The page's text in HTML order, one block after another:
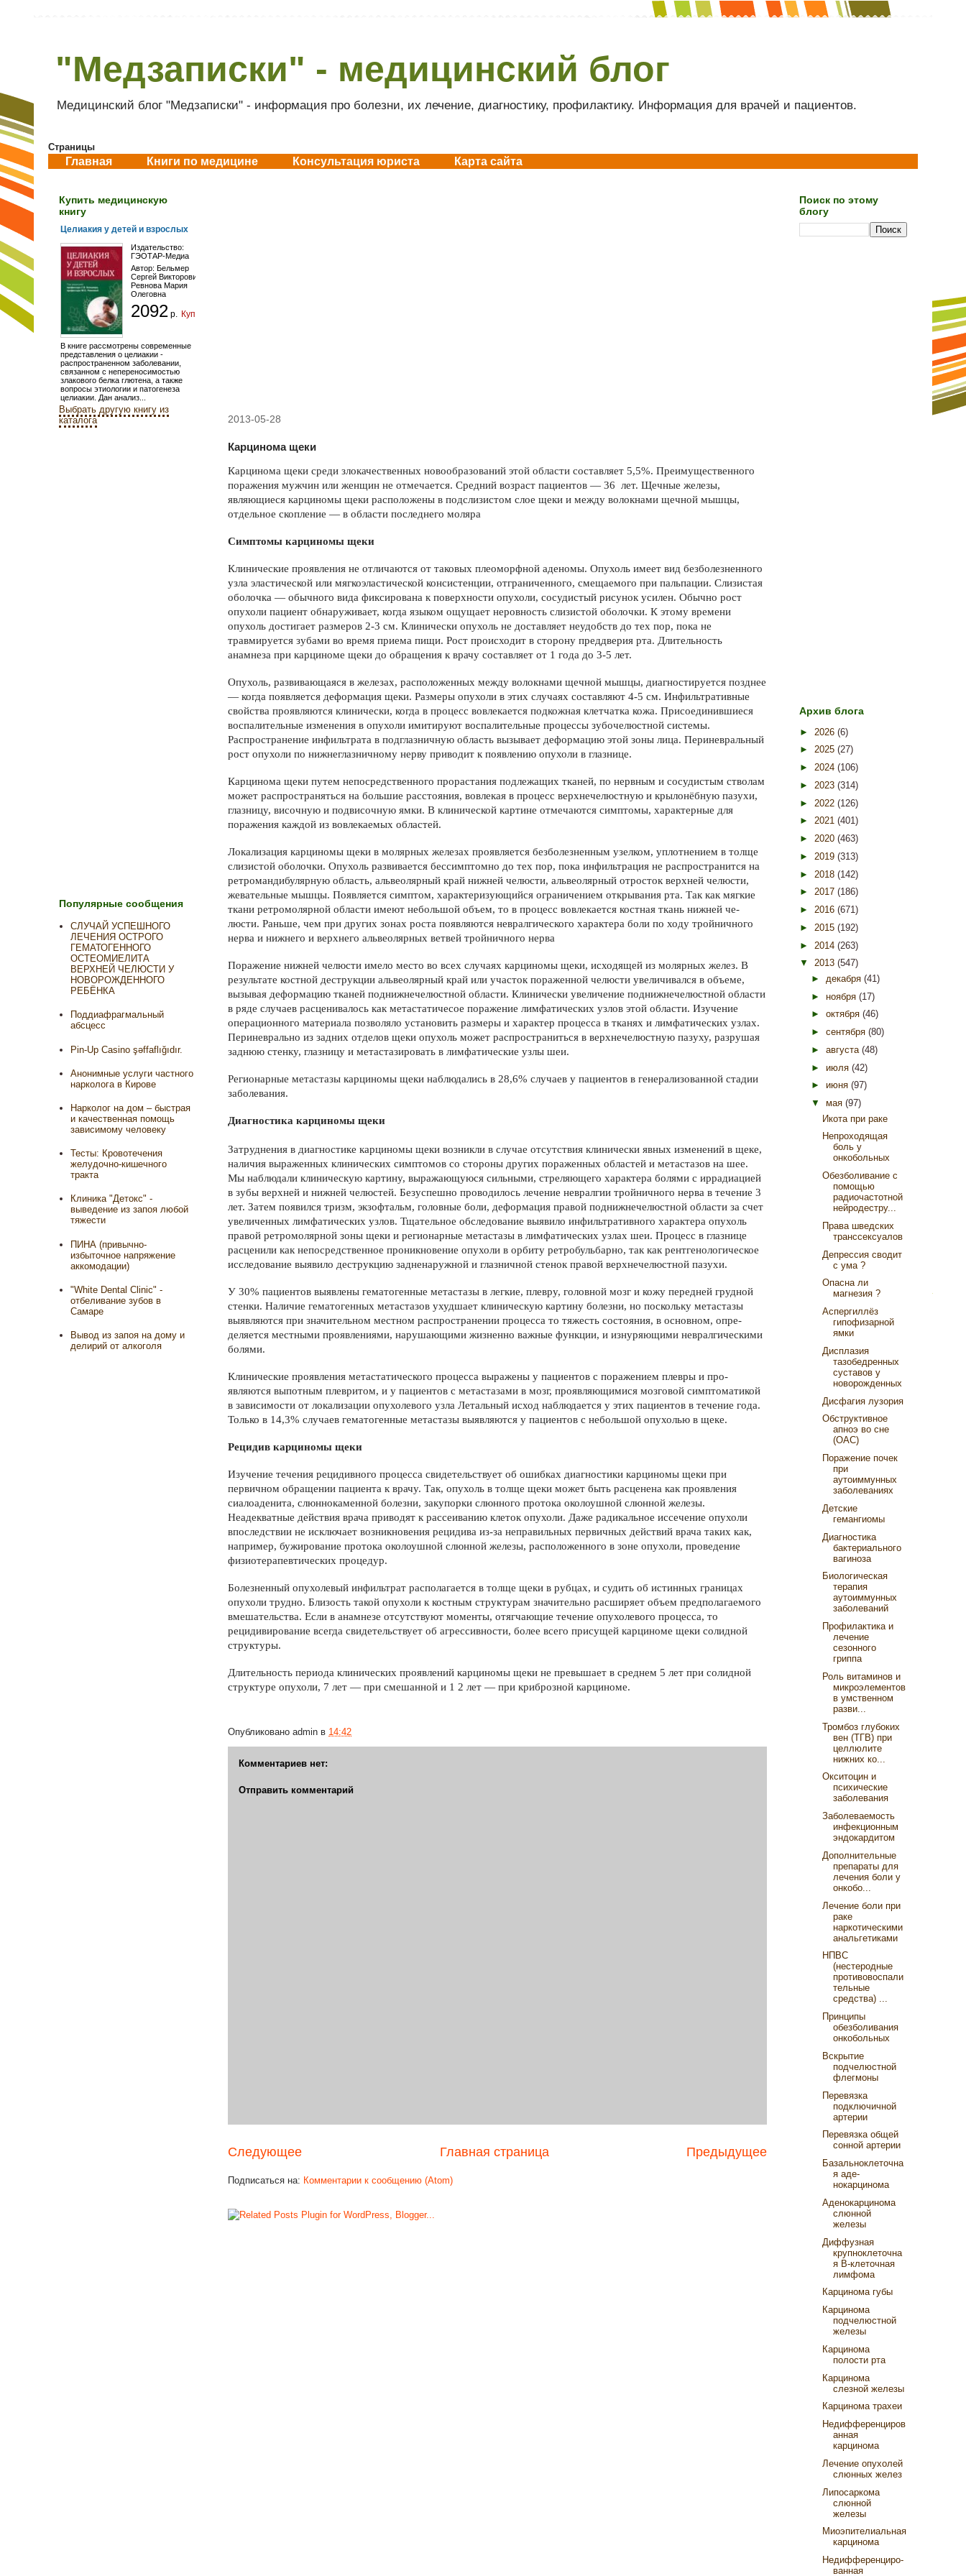
"Медзаписки" - медицинский блог
Медицинский блог "Медзаписки" - информация про болезни, их лечение, диагностику, профилактику. Информация для врачей и пациентов.
Страницы
Главная Книги по медицине Консультация юриста Карта сайта
2013-05-28
Кар­цинома щеки
Кар­цинома щеки среди злокачествен­ных новообразований этой области со­ставляет 5,5%. Преимущественного
по­ражения мужчин или женщин не отме­чается. Средний возраст пациентов — 36 лет. Щечные железы,
являющиеся карциномы щеки рас­положены в подслизистом слое щеки и между волокнами щечной мышцы,
отдельное скопление — в области по­следнего моляра
Симптомы карциномы щеки
Клинические проявления не отличаются от таковых плеоморфной аденомы. Опухоль имеет вид безбо­лезненного
узла эластической или мягкоэластической консистенции, от­граниченного, смещаемого при паль­пации. Слизистая
оболочка — обыч­ного вида фиксирована к поверхности опухоли, сосудистый рисунок усилен. Обычно рост
опухоли пациент обна­руживает, когда языком ощущает не­ровность слизистой оболочки. К этому времени
опухоль достигает размеров 2-3 см. Клинически опухоль не до­ставляет неудобств до тех пор, пока не
травмируется зубами во время прие­ма пищи. Рост происходит в сторону преддверия рта. Длительность
анамнеза при карциноме щеки до обращения к врачу составляет от 1 года до 3-5 лет.
Опухоль, развивающаяся в желе­зах, расположенных между волокна­ми щечной мышцы, диагностируется позднее
— когда появляется дефор­мация щеки. Размеры опухоли в этих случаях составляют 4-5 см. Инфильтративные
свойства проявляются кли­нически, когда в процесс вовлекается подкожная клетчатка кожа. Присо­единившиеся
воспалительные изме­нения в опухоли имитируют воспа­лительные процессы зубочелюстной системы.
Распространение инфиль­трата в подглазничную область вы­зывает деформацию этой зоны лица. Периневральный
рост опухоли по нижнеглазничному нерву приводит к появлению опухоли в глазнице.
Карцино­ма щеки путем непосредственного прорастания подлежащих тканей, по нервным и сосудистым стволам
может распространяться на большие рассто­яния, вовлекая в процесс верхнече­люстную и крылонёбную пазухи,
глаз­ницу, височную и подвисочную ямки. В клинической картине отмечаются симптомы, характерные для
пораже­ния каждой из вовлекаемых областей.
Локализация карциномы щеки в молярных железах проявляется безболезнен­ным узелком, уплотнением в толще
слизистой оболочки. Опухоль разви­вается бессимптомно до тех пор, пока инфильтрация не распространится на
ретромандибулярную область, альве­олярный край нижней челюсти, аль­веолярный отросток верхней челю­сти,
жевательные мышцы. Появляется симптом, характеризующийся ограни­чением открывания рта. Так как мягкие
ткани ретромолярной области имеют небольшой объем, то в процесс во­влекается костная ткань нижней че­
люсти. Раньше, чем при других зонах роста появляются невралгического характера боли по ходу тройничного
нерва и нижнего и верхнего альвео­лярных ветвей тройничного нерва
Поражение нижней челюсти имело место во всех случаях карциномы щеки, исхо­дящей из молярных желез. В
результа­те костной деструкции альвеолярный край или участок пораженной челюсти увеличивался в объеме,
вызывая де­формацию тканей поднижнечелюстной области. Клинически увеличение поднижнечелюстной области
в ряде случаев расценивалось как метастатичесое поражение лимфатических узлов этой области. Изучение
опера­ционного материала позволяло уста­новить размеры и характер процесса в тканях и лимфатических узлах.
Периневрально из задних отделов щеки опухоль может распространиться в верхнечелюстную пазуху, разрушая
заднюю стенку, глазницу и метастазировать в лимфатические узлы шеи.
Регионарные метастазы карциномы щеки наблюдались в 28,6% случаев у пациентов в генерализованной ста­дии
заболевания.
Диагностика карциномы щеки
Затруднения в диа­гностике карциномы щеки возникли в случае отсутствия клинически явных изме­нений в щеке,
наличия выраженных клинических симптомов со стороны других пораженных областей и мета­стазов на шее.
Мы наблюдали клини­ческую картину, выражающуюся силь­ными, стреляющего характера болями с иррадиацией
в зубы верхней и ниж­ней челюстей. Безуспешно проводи­лось лечение невралгии тройничного нерва в течение 3
лет. Затем появил­ся тризм, экзофтальм, головные боли, деформация правой поднижнечелюстной области за счет
увеличенных лимфатических узлов. Тщательное об­следование выявило инфильтративного характера опухоль
правой ретромолярной зоны щеки и регионарные метастазы в лимфатических узлах шеи. Процесс в глазнице
расценили как не­посредственное проникновение опу­холи в орбиту ретробульбарно, так как рентгенологическое
исследова­ние выявило деструкцию задненаруж­ной и глазничной стенок правой верх­нечелюстной пазухи.
У 30% пациентов выявлены гемато­генные метастазы в легкие, плевру, го­ловной мозг и кожу передней грудной
стенки. Наличие гематогенных мета­стазов ухудшает клиническую карти­ну болезни, но поскольку метастазы
выявляются при значительном мест­ном распространении процесса то тяжесть состояния, в основном, опре­
деляется местными проявлениями, на­рушающими жизненно важные функ­ции, и изнуряющими невралгическими
болями.
Клинические проявления метаста­тического процесса выражены у па­циентов с поражением плевры и про­
являются выпотным плевритом, и у пациентов с метастазами в мозг, про­являющимися мозговой симптома­тикой
в зависимости от локализации опухолевого узла Летальный исход наблюдается у этих пациентов в тече­ние года.
Только в 14,3% случаев гематоген­ные метастазы выявляются у пациен­тов с небольшой опухолью в щеке.
Рецидив карциномы щеки
Изучение течения рецидивного процесса свидетельствует об ошибках диагностики карциномы щеки при
первичном обращении пациента к врачу. Так, опу­холь в толще щеки может быть рас­ценена как проявления
сиалоаденита, слюннокаменной болезни, закупорки слюнного протока околоушной слюнной железы.
Неадекватные действия врача приво­дят к рассеиванию клеток опухоли. Даже радикальное иссечение опухо­ли
впоследствии не исключает возник­новения рецидива из-за неправильных первичных действий врача таких как,
например, бужирование протока око­лоушной слюнной железы, расположенного в зоне опухоли, проведение
физиотерапев­тических процедур.
Болезненный опухолевый инфиль­трат располагается в толще щеки в рубцах, и судить об истинных границах
опухоли трудно. Близость такой опу­холи к костным структурам значитель­но расширяет объем предполагаемого
вмешательства. Если в анамнезе отсут­ствуют моменты, отягчающие течение опухолевого процесса, то
рецидивирование всегда свидетельствует об агрессивности, более всего присущей карциноме щеки солидной
структуры.
Длительность периода клинических проявлений карциномы щеки не превышает в среднем 5 лет при солидной
структуре опухо­ли, 7 лет — при смешанной и 1 2 лет — при криброзной карциноме.
Опубликовано admin в 14:42
Комментариев нет:
Отправить комментарий
Следующее Предыдущее
Главная страница
Подписаться на: Комментарии к сообщению (Atom)
Купить медицинскую
книгу
Целиакия у детей и взрослых
Издательство:
ГЭОТАР-Медиа
Автор: Бельмер
Сергей Викторович
Ревнова Мария
Олеговна
2092 р. Купить
В книге рассмотрены современные
представления о целиакии -
распространенном заболевании,
связанном с непереносимостью
злакового белка глютена, а также
вопросы этиологии и патогенеза
целиакии. Дан анализ...
Выбрать другую книгу из
каталога
Популярные сообщения
СЛУЧАЙ УСПЕШНОГО
ЛЕЧЕНИЯ ОСТРОГО
ГЕМАТОГЕННОГО
ОСТЕОМИЕЛИТА
ВЕРХНЕЙ ЧЕЛЮСТИ У
НОВОРОЖДЕННОГО
РЕБЁНКА
Поддиафрагмальный
абсцесс
Pin-Up Casino şəffaflığıdır.
Анонимные услуги частного
нарколога в Кирове
Нарколог на дом – быстрая
и качественная помощь
зависимому человеку
Тесты: Кровотечения
желудочно-кишечного
тракта
Клиника "Детокс" -
выведение из запоя любой
тяжести
ПИНА (привычно-
избыточное напряжение
аккомодации)
"White Dental Clinic" -
отбеливание зубов в
Самаре
Вывод из запоя на дому и
делирий от алкоголя
Поиск по этому
блогу
Архив блога
► 2026 (6)
► 2025 (27)
► 2024 (106)
► 2023 (314)
► 2022 (126)
► 2021 (401)
► 2020 (463)
► 2019 (313)
► 2018 (142)
► 2017 (186)
► 2016 (671)
► 2015 (192)
► 2014 (263)
▼ 2013 (547)
► декабря (41)
► ноября (17)
► октября (46)
► сентября (80)
► августа (48)
► июля (42)
► июня (97)
▼ мая (97)
Икота при раке
Непроходящая
боль у
онкобольных
Обезболивание с
помощью
радиочастотной
нейродестру...
Права шведских
транссексуалов
Депрессия сводит
с ума ?
Опасна ли
магнезия ?
Аспергиллёз
гипофизарной
ямки
Дисплазия
тазобедренных
суставов у
новорожденных
Дисфагия лузория
Обструктивное
апноэ во сне
(ОАС)
Поражение почек
при
аутоиммунных
заболеваниях
Детские
гемангиомы
Диагностика
бактериального
вагиноза
Биологическая
терапия
аутоиммунных
заболеваний
Профилактика и
лечение
сезонного
гриппа
Роль витаминов и
микроэлементов
в умственном
разви...
Тромбоз глубоких
вен (ТГВ) при
целлюлите
нижних ко...
Окситоцин и
психические
заболевания
Заболеваемость
инфекционным
эндокардитом
Дополнительные
препараты для
лечения боли у
онкобо...
Лечение боли при
раке
наркотическими
анальгетиками
НПВС
(нестеродные
противовоспали
тельные
средства) ...
Принципы
обезболивания
онкобольных
Вскрытие
подчелюстной
флегмоны
Перевязка
подключичной
артерии
Перевязка общей
сонной артерии
Базальноклеточна
я аде­
нокарцинома
Аденокарцинома
слюнной
железы
Диффузная
крупноклеточна
я В-клеточная
лимфома
Кар­цинома губы
Карцинома
подчелюстной
железы
Кар­цинома
полости рта
Кар­цинома
слезной железы
Кар­цинома трахеи
Недифференциров
анная
карцинома
Лечение опухолей
слюнных желез
Липосаркома
слюнной
железы
Миоэпителиальная
кар­цинома
Недифференциро­
ванная